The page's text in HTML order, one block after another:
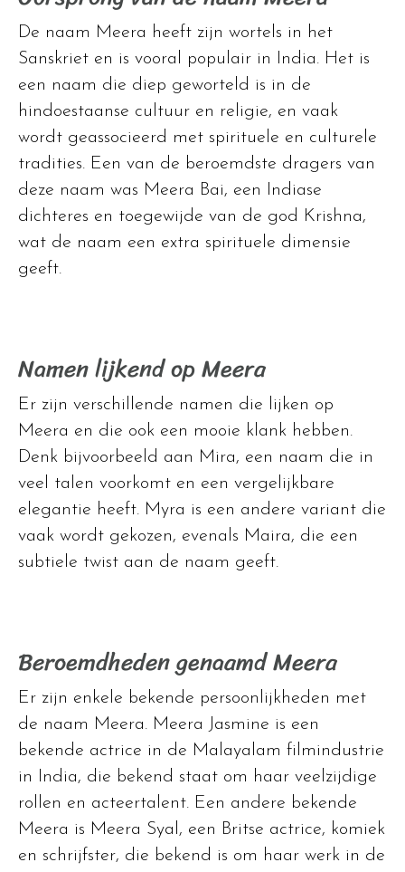
De naam Meera heeft zijn wortels in het
Sanskriet en is vooral populair in India. Het is
een naam die diep geworteld is in de
hindoestaanse cultuur en religie, en vaak
wordt geassocieerd met spirituele en culturele
tradities. Een van de beroemdste dragers van
deze naam was Meera Bai, een Indiase
dichteres en toegewijde van de god Krishna,
wat de naam een extra spirituele dimensie
geeft.
Namen lijkend op Meera
Er zijn verschillende namen die lijken op
Meera en die ook een mooie klank hebben.
Denk bijvoorbeeld aan Mira, een naam die in
veel talen voorkomt en een vergelijkbare
elegantie heeft. Myra is een andere variant die
vaak wordt gekozen, evenals Maira, die een
subtiele twist aan de naam geeft.
Beroemdheden genaamd Meera
Er zijn enkele bekende persoonlijkheden met
de naam Meera. Meera Jasmine is een
bekende actrice in de Malayalam filmindustrie
in India, die bekend staat om haar veelzijdige
rollen en acteertalent. Een andere bekende
Meera is Meera Syal, een Britse actrice, komiek
en schrijfster, die bekend is om haar werk in de